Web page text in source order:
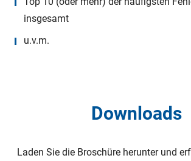
insgesamt
u.v.m.
Downloads
Laden Sie die Broschüre herunter und